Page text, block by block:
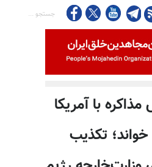
با آمریکا
تکذیب